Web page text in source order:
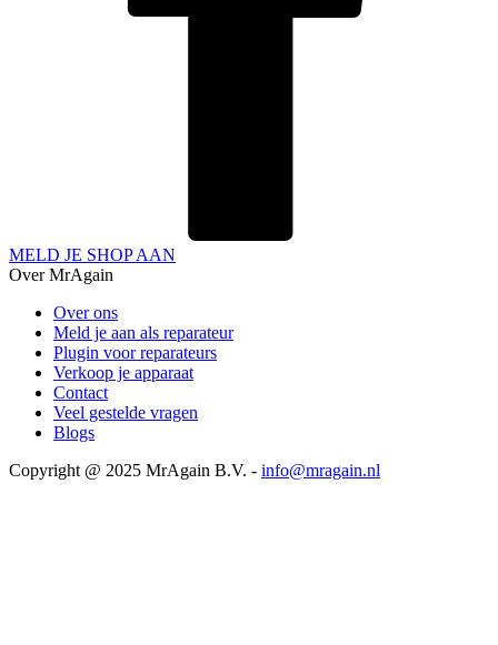
MELD JE SHOP AAN
Over MrAgain
Over ons
Meld je aan als reparateur
Plugin voor reparateurs
Verkoop je apparaat
Contact
Veel gestelde vragen
Blogs
Copyright @ 2025 MrAgain B.V. - info@mragain.nl